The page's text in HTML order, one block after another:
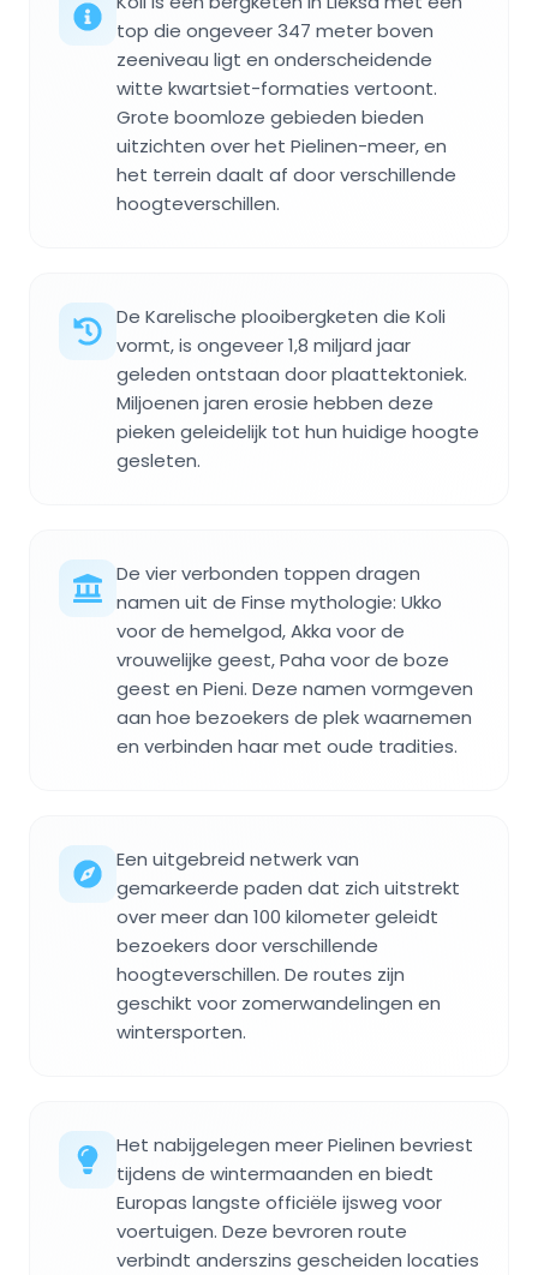
top die ongeveer 347 meter boven
zeeniveau ligt en onderscheidende
witte kwartsiet-formaties vertoont.
Grote boomloze gebieden bieden
uitzichten over het Pielinen-meer, en
het terrein daalt af door verschillende
hoogteverschillen.
De Karelische plooibergketen die Koli
vormt, is ongeveer 1,8 miljard jaar
geleden ontstaan door plaattektoniek.
Miljoenen jaren erosie hebben deze
pieken geleidelijk tot hun huidige hoogte
gesleten.
De vier verbonden toppen dragen
namen uit de Finse mythologie: Ukko
voor de hemelgod, Akka voor de
vrouwelijke geest, Paha voor de boze
geest en Pieni. Deze namen vormgeven
aan hoe bezoekers de plek waarnemen
en verbinden haar met oude tradities.
Een uitgebreid netwerk van
gemarkeerde paden dat zich uitstrekt
over meer dan 100 kilometer geleidt
bezoekers door verschillende
hoogteverschillen. De routes zijn
geschikt voor zomerwandelingen en
wintersporten.
Het nabijgelegen meer Pielinen bevriest
tijdens de wintermaanden en biedt
Europas langste officiële ijsweg voor
voertuigen. Deze bevroren route
verbindt anderszins gescheiden locaties